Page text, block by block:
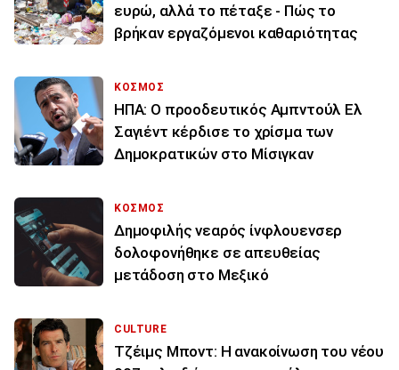
ευρώ, αλλά το πέταξε - Πώς το
βρήκαν εργαζόμενοι καθαριότητας
ΚΟΣΜΟΣ
ΗΠΑ: Ο προοδευτικός Αμπντούλ Ελ
Σαγιέντ κέρδισε το χρίσμα των
Δημοκρατικών στο Μίσιγκαν
ΚΟΣΜΟΣ
Δημοφιλής νεαρός ίνφλουενσερ
δολοφονήθηκε σε απευθείας
μετάδοση στο Μεξικό
CULTURE
Τζέιμς Μποντ: Η ανακοίνωση του νέου